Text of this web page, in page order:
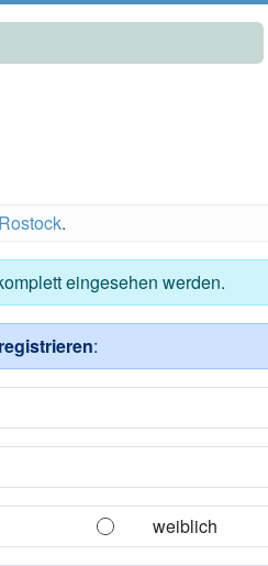
.
eingesehen werden.
:
weiblich
Heike D.
49, Sassnitz